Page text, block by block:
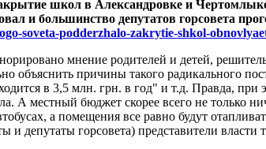
школ в Александровке и
и большинство депутатов горсовета
soveta-podderzhalo-zakrytie-shkol-
мнение родителей и детей,
объяснить причины такого радикального
в 3,5 млн. грн. в год" и т.д. Правда, при
А местный бюджет скорее всего не только
а помещения все равно будут
депутаты горсовета) представители власти